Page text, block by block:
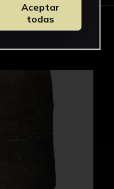
Aceptar
todas